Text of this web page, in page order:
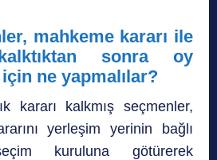
mahkeme kararı ile
kalktıktan sonra oy
ne yapmalılar?
kararı kalkmış seçmenler,
yerleşim yerinin bağlı
kuruluna götürerek